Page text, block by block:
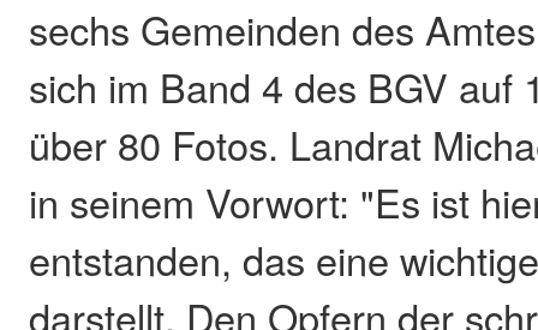
sechs Gemeinden des
sich im Band 4 des BGV auf
über 80 Fotos. Landrat
in seinem Vorwort: "Es ist
entstanden, das eine
darstellt. Den Opfern der